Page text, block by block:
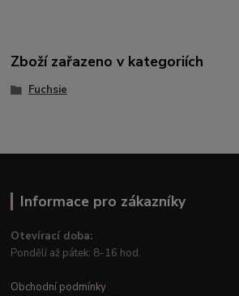
Zboží zařazeno v kategoriích
Fuchsie
Informace pro zákazníky
Otevírací doba:
Pondělí až pátek: 8-16 hod.
Obchodní podmínky